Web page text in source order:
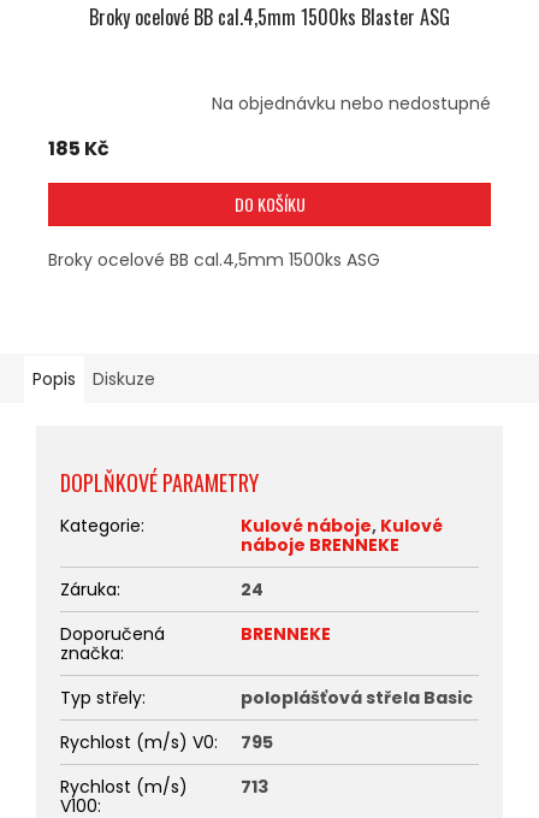
Broky ocelové BB cal.4,5mm 1500ks Blaster ASG
Na objednávku nebo nedostupné
185 Kč
DO KOŠÍKU
Broky ocelové BB cal.4,5mm 1500ks ASG
Popis Diskuze
DOPLŇKOVÉ PARAMETRY
Kategorie: Kulové náboje, Kulové
náboje BRENNEKE
Záruka:
24
Doporučená
značka:
BRENNEKE
Typ střely:
poloplášťová střela Basic
Rychlost (m/s) V0:
795
Rychlost (m/s)
V100:
713